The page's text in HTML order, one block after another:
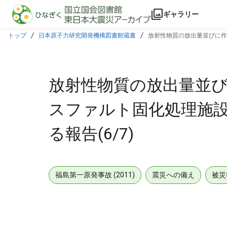
本文に飛ぶ
ギャラリー
トップ 日本原子力研究開発機構図書館蔵書 放射性物質の放出量並びに
放射性物質の放出量並
スファルト固化処理施
る報告(6/7)
福島第一原発事故 (2011) 震災への備え 被災